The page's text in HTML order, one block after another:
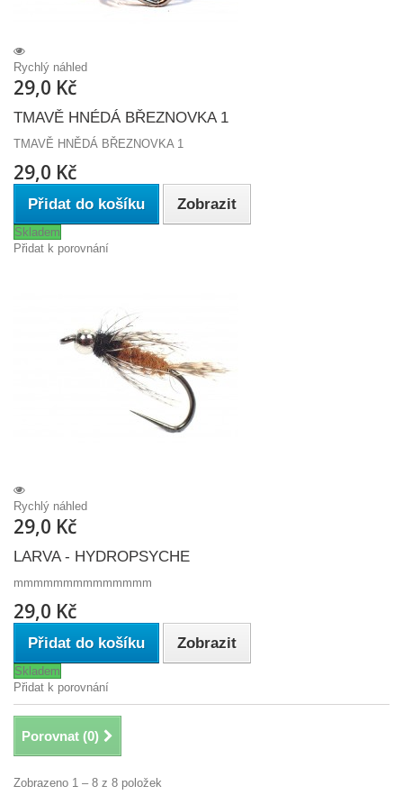
Rychlý náhled
29,0 Kč
TMAVĚ HNÉDÁ BŘEZNOVKA 1
TMAVĚ HNĚDÁ BŘEZNOVKA 1
29,0 Kč
Přidat do košíku Zobrazit
Skladem
Přidat k porovnání
Rychlý náhled
29,0 Kč
LARVA - HYDROPSYCHE
mmmmmmmmmmmmmm
29,0 Kč
Přidat do košíku Zobrazit
Skladem
Přidat k porovnání
Porovnat (0)
Zobrazeno 1 – 8 z 8 položek